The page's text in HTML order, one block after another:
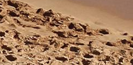
Son Bou
Menorca
Blog
Accesso agenzie